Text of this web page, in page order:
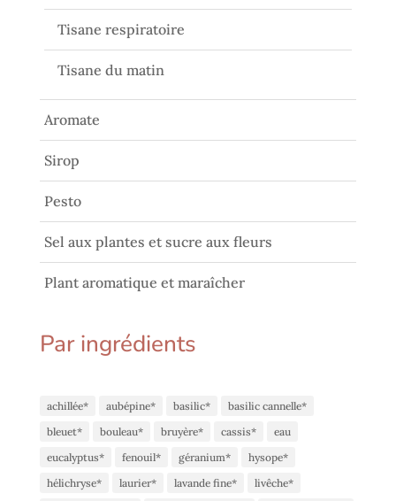
Tisane respiratoire
Tisane du matin
Aromate
Sirop
Pesto
Sel aux plantes et sucre aux fleurs
Plant aromatique et maraîcher
Par ingrédients
achillée* aubépine* basilic*
basilic cannelle*
bleuet*
bouleau* bruyère* cassis*
eau
eucalyptus*
fenouil* géranium*
hysope*
hélichryse*
laurier* lavande fine*
livêche*